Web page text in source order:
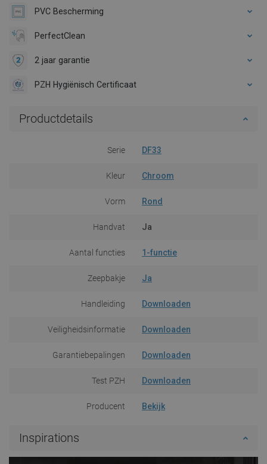
PVC Bescherming
PerfectClean
2 jaar garantie
PZH Hygiënisch Certificaat
Productdetails
Serie DF33
Kleur Chroom
Vorm Rond
Handvat Ja
Aantal functies 1-functie
Zeepbakje Ja
Handleiding Downloaden
Veiligheidsinformatie Downloaden
Garantiebepalingen Downloaden
Test PZH Downloaden
Producent Bekijk
Inspirations